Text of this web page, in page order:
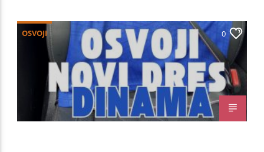
OSVOJI 0